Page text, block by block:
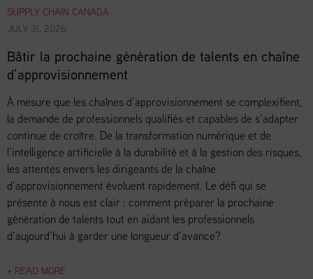
SUPPLY CHAIN CANADA
JULY 31, 2026
Bâtir la prochaine génération de talents en chaîne
d’approvisionnement
À mesure que les chaînes d’approvisionnement se complexifient,
la demande de professionnels qualifiés et capables de s’adapter
continue de croître. De la transformation numérique et de
l’intelligence artificielle à la durabilité et à la gestion des risques,
les attentes envers les dirigeants de la chaîne
d’approvisionnement évoluent rapidement. Le défi qui se
présente à nous est clair : comment préparer la prochaine
génération de talents tout en aidant les professionnels
d’aujourd’hui à garder une longueur d’avance?
+ READ MORE